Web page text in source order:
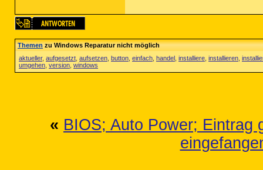
Themenzu Windows Reparatur nicht möglich
aktueller, aufgesetzt aufsetzen button einfach handel installiere installieren
umgehen version windows
« BIOS; Auto Power; Eintrag